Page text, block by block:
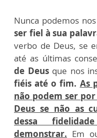
Nunca podemos
ser fiel à sua
verbo de Deus, se
até as últimas
de Deusque nos
fiéis até o fim. As
não podem ser
Deus se não as
dessa
demonstrar. Em